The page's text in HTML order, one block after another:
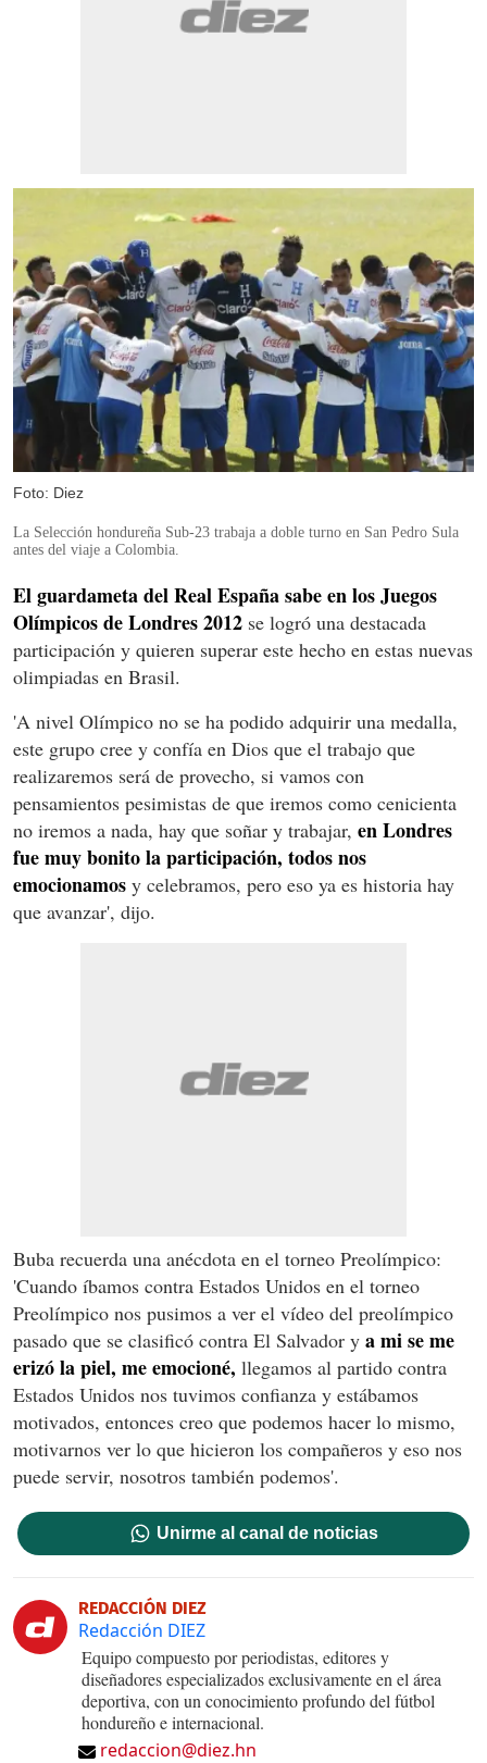
Foto: Diez
La Selección hondureña Sub-23 trabaja a doble turno en San Pedro Sula
antes del viaje a Colombia.
El guardameta del Real España sabe en los Juegos
Olímpicos de Londres 2012 se logró una destacada
participación y quieren superar este hecho en estas nuevas
olimpiadas en Brasil.
'A nivel Olímpico no se ha podido adquirir una medalla,
este grupo cree y confía en Dios que el trabajo que
realizaremos será de provecho, si vamos con
pensamientos pesimistas de que iremos como cenicienta
no iremos a nada, hay que soñar y trabajar, en Londres
fue muy bonito la participación, todos nos
emocionamos y celebramos, pero eso ya es historia hay
que avanzar', dijo.
Buba recuerda una anécdota en el torneo Preolímpico:
'Cuando íbamos contra Estados Unidos en el torneo
Preolímpico nos pusimos a ver el vídeo del preolímpico
pasado que se clasificó contra El Salvador y a mi se me
erizó la piel, me emocioné, llegamos al partido contra
Estados Unidos nos tuvimos confianza y estábamos
motivados, entonces creo que podemos hacer lo mismo,
motivarnos ver lo que hicieron los compañeros y eso nos
puede servir, nosotros también podemos'.
Unirme al canal de noticias
REDACCIÓN DIEZ
Redacción DIEZ
Equipo compuesto por periodistas, editores y
diseñadores especializados exclusivamente en el área
deportiva, con un conocimiento profundo del fútbol
hondureño e internacional.
redaccion@diez.hn